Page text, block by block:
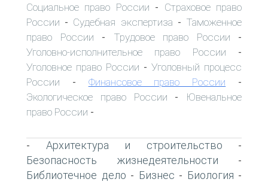
Социальное право России - Страховое право
России - Судебная экспертиза - Таможенное
право России - Трудовое право России -
Уголовно-исполнительное право России -
Уголовное право России - Уголовный процесс
России - Финансовое право России -
Экологическое право России -
Ювенальное
право России -
- Архитектура и строительство -
Безопасность жизнедеятельности -
Библиотечное дело - Бизнес - Биология -